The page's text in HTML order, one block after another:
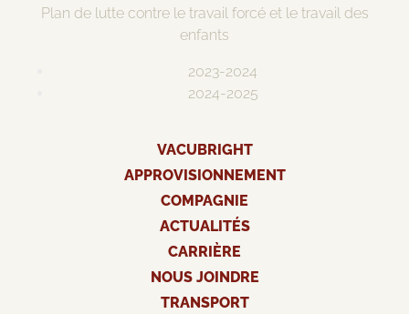
Plan de lutte contre le travail forcé et le travail des
enfants
2023-2024
2024-2025
VACUBRIGHT
APPROVISIONNEMENT
COMPAGNIE
ACTUALITÉS
CARRIÈRE
NOUS JOINDRE
TRANSPORT